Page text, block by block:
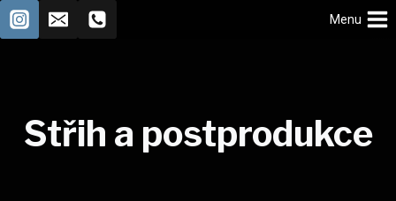
Menu
Střih a postprodukce